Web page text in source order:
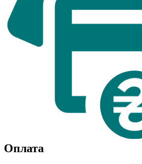
Оплата